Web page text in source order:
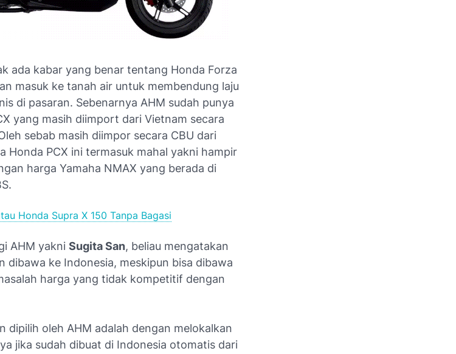
ada kabar yang benar tentang Honda Forza
masuk ke tanah air untuk membendung laju
di pasaran. Sebenarnya AHM sudah punya
yang masih diimport dari Vietnam secara
sebab masih diimpor secara CBU dari
Honda PCX ini termasuk mahal yakni hampir
harga Yamaha NMAX yang berada di
Honda Supra X 150 Tanpa Bagasi
AHM yakni Sugita San, beliau mengatakan
dibawa ke Indonesia, meskipun bisa dibawa
harga yang tidak kompetitif dengan
dipilih oleh AHM adalah dengan melokalkan
jika sudah dibuat di Indonesia otomatis dari